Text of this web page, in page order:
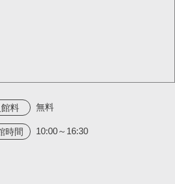
館料 無料
時間 10:00～16:30